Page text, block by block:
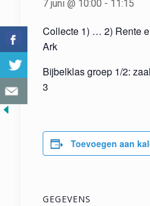
7 juni @ 10:00 - 11:15
Collecte 1) … 2) Rente
Ark
Bijbelklas groep 1/2:
3
Toevoegen aan
GEGEVENS